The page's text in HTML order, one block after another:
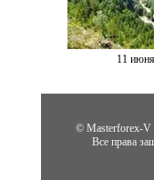
11 июня
© Masterforex-V
Все права